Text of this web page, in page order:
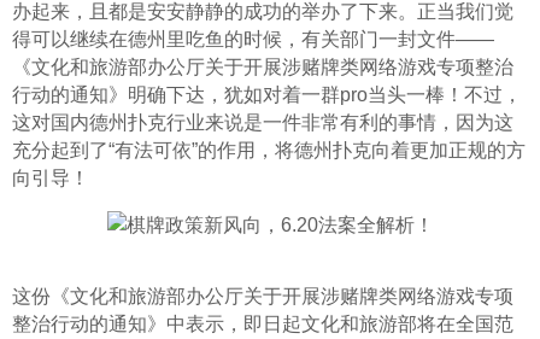
办起来，且都是安安静静的成功的举办了下来。正当我们觉
得可以继续在德州里吃鱼的时候，有关部门一封文件——
《文化和旅游部办公厅关于开展涉赌牌类网络游戏专项整治
行动的通知》明确下达，犹如对着一群pro当头一棒！不过，
这对国内德州扑克行业来说是一件非常有利的事情，因为这
充分起到了“有法可依”的作用，将德州扑克向着更加正规的方
向引导！
这份《文化和旅游部办公厅关于开展涉赌牌类网络游戏专项
整治行动的通知》中表示，即日起文化和旅游部将在全国范